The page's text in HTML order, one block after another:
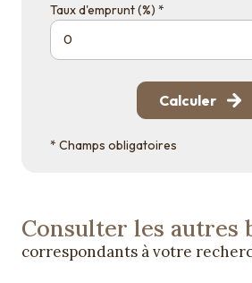
Taux d'emprunt (%) *
Calculer
* Champs obligatoires
Consulter les autres
correspondants à votre